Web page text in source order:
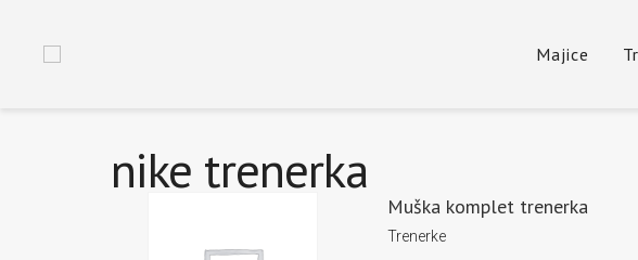
Majice
nike trenerka
Muška komplet trenerka
Trenerke